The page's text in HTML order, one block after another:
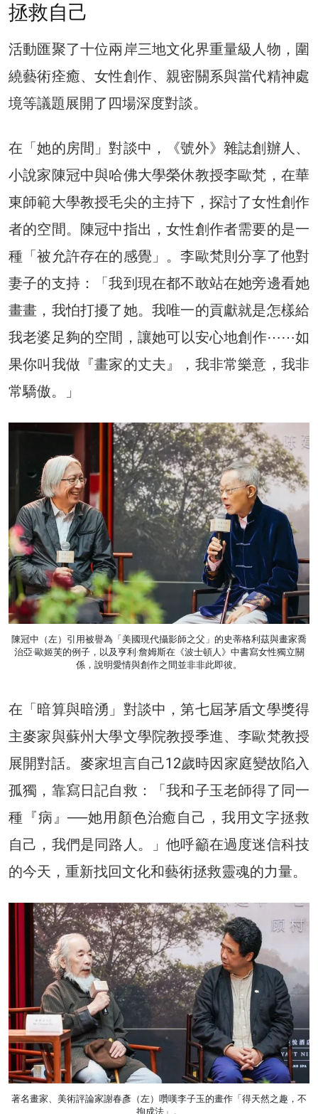
拯救自己
活動匯聚了十位兩岸三地文化界重量級人物，圍
繞藝術痊癒、女性創作、親密關系與當代精神處
境等議題展開了四場深度對談。
在「她的房間」對談中，《號外》雜誌創辦人、
小說家陳冠中與哈佛大學榮休教授李歐梵，在華
東師範大學教授毛尖的主持下，探討了女性創作
者的空間。陳冠中指出，女性創作者需要的是一
種「被允許存在的感覺」。李歐梵則分享了他對
妻子的支持：「我到現在都不敢站在她旁邊看她
畫畫，我怕打擾了她。我唯一的貢獻就是怎樣給
我老婆足夠的空間，讓她可以安心地創作⋯⋯如
果你叫我做『畫家的丈夫』，我非常樂意，我非
常驕傲。」
陳冠中（左）引用被譽為「美國現代攝影師之父」的史蒂格利茲與畫家喬
治亞·歐姬芙的例子，以及亨利·詹姆斯在《波士頓人》中書寫女性獨立關
係，說明愛情與創作之間並非非此即彼。
在「暗算與暗湧」對談中，第七屆茅盾文學獎得
主麥家與蘇州大學文學院教授季進、李歐梵教授
展開對話。麥家坦言自己12歲時因家庭變故陷入
孤獨，靠寫日記自救：「我和子玉老師得了同一
種『病』──她用顏色治癒自己，我用文字拯救
自己，我們是同路人。」他呼籲在過度迷信科技
的今天，重新找回文化和藝術拯救靈魂的力量。
著名畫家、美術評論家謝春彥（左）囋嘆李子玉的畫作「得天然之趣，不
拘成法」。